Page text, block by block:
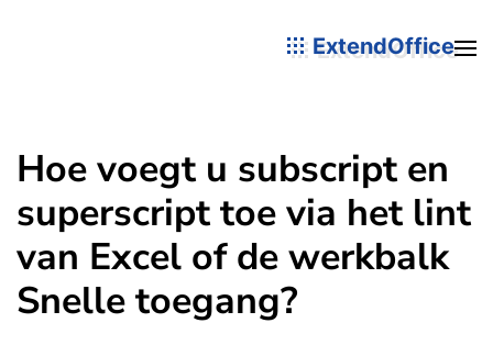
ExtendOffice
Hoe voegt u subscript en
superscript toe via het lint
van Excel of de werkbalk
Snelle toegang?